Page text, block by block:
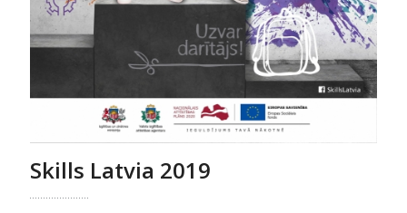
Skills Latvia 2019